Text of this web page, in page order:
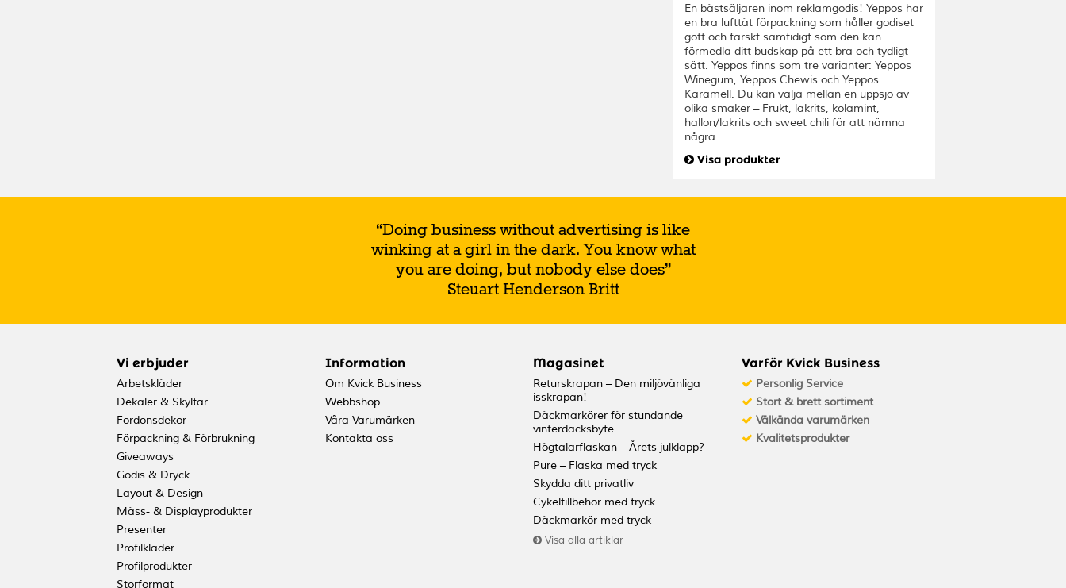
En bästsäljaren inom reklamgodis! Yeppos har
en bra lufttät förpackning som håller godiset
gott och färskt samtidigt som den kan
förmedla ditt budskap på ett bra och tydligt
sätt. Yeppos finns som tre varianter: Yeppos
Winegum, Yeppos Chewis och Yeppos
Karamell. Du kan välja mellan en uppsjö av
olika smaker – Frukt, lakrits, kolamint,
hallon/lakrits och sweet chili för att nämna
några.
Visa produkter
“Doing business without advertising is like
winking at a girl in the dark. You know what
you are doing, but nobody else does”
Steuart Henderson Britt
Vi erbjuder
Arbetskläder
Dekaler & Skyltar
Fordonsdekor
Förpackning & Förbrukning
Giveaways
Godis & Dryck
Layout & Design
Mäss- & Displayprodukter
Presenter
Profilkläder
Profilprodukter
Storformat
Information
Om Kvick Business
Webbshop
Våra Varumärken
Kontakta oss
Magasinet
Returskrapan – Den miljövänliga
isskrapan!
Däckmarkörer för stundande
vinterdäcksbyte
Högtalarflaskan – Årets julklapp?
Pure – Flaska med tryck
Skydda ditt privatliv
Cykeltillbehör med tryck
Däckmarkör med tryck
Visa alla artiklar
Varför Kvick Business
Personlig Service
Stort & brett sortiment
Välkända varumärken
Kvalitetsprodukter